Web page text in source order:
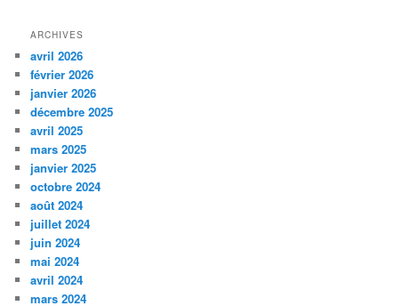
ARCHIVES
avril 2026
février 2026
janvier 2026
décembre 2025
avril 2025
mars 2025
janvier 2025
octobre 2024
août 2024
juillet 2024
juin 2024
mai 2024
avril 2024
mars 2024